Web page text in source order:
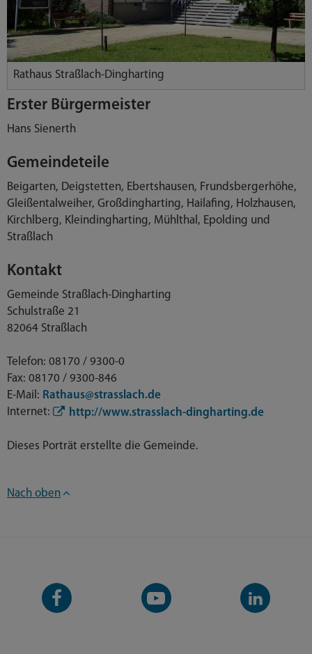
Rathaus Straßlach-Dingharting
Erster Bürgermeister
Hans Sienerth
Gemeindeteile
Beigarten, Deigstetten, Ebertshausen, Frundsbergerhöhe,
Gleißentalweiher, Großdingharting, Hailafing, Holzhausen,
Kirchlberg, Kleindingharting, Mühlthal, Epolding und
Straßlach
Kontakt
Gemeinde Straßlach-Dingharting
Schulstraße 21
82064 Straßlach
Telefon: 08170 / 9300-0
Fax: 08170 / 9300-846
E-Mail: Rathaus@strasslach.de
Internet:
http://www.strasslach-dingharting.de
Dieses Porträt erstellte die Gemeinde.
Nach oben
Facebook-
Seite
YouTube-
Kanal
LinkedIn-
Kanal